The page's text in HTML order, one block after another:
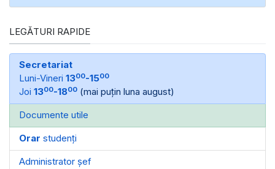
LEGĂTURI RAPIDE
Secretariat
Luni-Vineri 1300-1500
Joi 1300-1800 (mai puțin luna august)
Documente utile
Orar studenți
Administrator șef